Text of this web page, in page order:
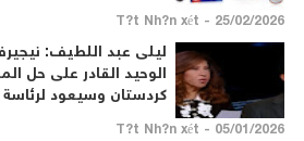
25/02/2026 - T?t Nh?n xét
ليلى عبد اللطيف:
الوحيد القادر على حل
كردستان وسيعود لرئاسة
05/01/2026 - T?t Nh?n xét